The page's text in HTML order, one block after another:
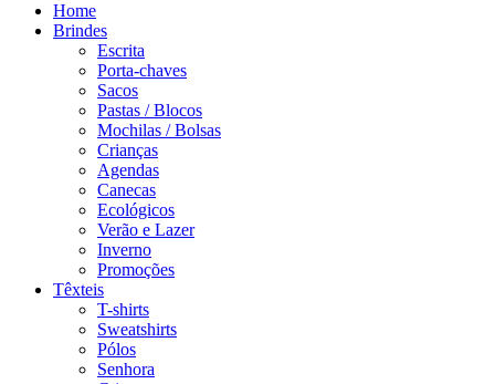
Home
Brindes
Escrita
Porta-chaves
Sacos
Pastas / Blocos
Mochilas / Bolsas
Crianças
Agendas
Canecas
Ecológicos
Verão e Lazer
Inverno
Promoções
Têxteis
T-shirts
Sweatshirts
Pólos
Senhora